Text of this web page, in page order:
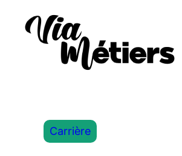
Carrière